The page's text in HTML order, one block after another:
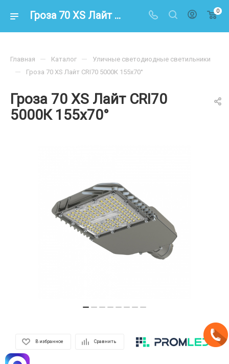
Гроза 70 XS Лайт CRI70 5000К 155х70° – купить по цене 9700.00 в интернет-магазине energoresurs-spb.ru 0
Гроза 70 XS Лайт CRI70
5000К 155х70°
Главная — Каталог — Уличные светодиодные светильники
— Гроза 70 XS Лайт CRI70 5000К 155х70°
В избранное Сравнить